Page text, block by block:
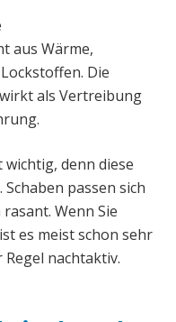
aus Wärme,
Die
als Vertreibung
wichtig, denn diese
passen sich
Wenn Sie
es meist schon sehr
nachtaktiv.